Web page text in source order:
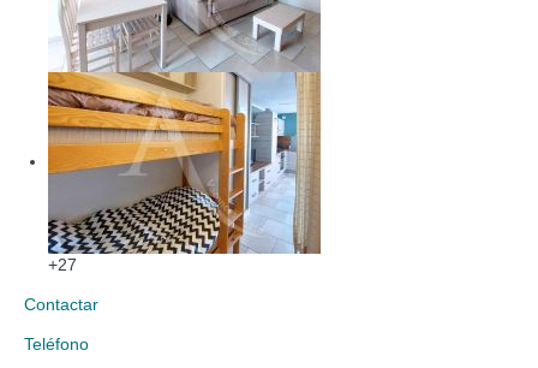
+27
Contactar
Teléfono